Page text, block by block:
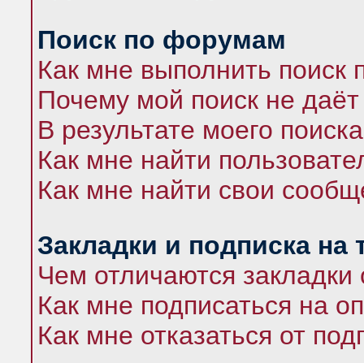
Поиск по форумам
Как мне выполнить
Почему мой поиск не даёт
В результате моего
Как мне найти
Как мне найти свои
Закладки и подписка на
Чем отличаются закладки
Как мне подписаться на
Как мне отказаться от